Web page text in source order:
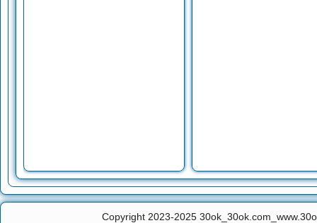
Copyright 2023-2025